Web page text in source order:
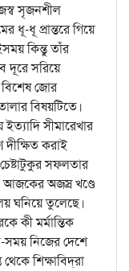
সৃজনশীল
ধূ-ধূ প্রান্তরে গিয়ে
কিন্তু তাঁর
দূরে সরিয়ে
বিশেষ জোর
বিষয়টিতে।
ইত্যাদি সীমারেখার
দীক্ষিত করাই
সফলতার
আজকের অজস্র খণ্ডে
ঘনিয়ে তুলেছে।
কী মর্মান্তিক
সময় নিজের দেশে
শিক্ষাবিদ্‌রা